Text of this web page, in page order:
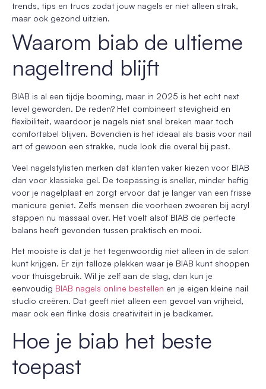
trends, tips en trucs zodat jouw nagels er niet alleen strak,
maar ook gezond uitzien.
Waarom biab de ultieme
nageltrend blijft
BIAB is al een tijdje booming, maar in 2025 is het echt next
level geworden. De reden? Het combineert stevigheid en
flexibiliteit, waardoor je nagels niet snel breken maar toch
comfortabel blijven. Bovendien is het ideaal als basis voor nail
art of gewoon een strakke, nude look die overal bij past.
Veel nagelstylisten merken dat klanten vaker kiezen voor BIAB
dan voor klassieke gel. De toepassing is sneller, minder heftig
voor je nagelplaat en zorgt ervoor dat je langer van een frisse
manicure geniet. Zelfs mensen die voorheen zwoeren bij acryl
stappen nu massaal over. Het voelt alsof BIAB de perfecte
balans heeft gevonden tussen praktisch en mooi.
Het mooiste is dat je het tegenwoordig niet alleen in de salon
kunt krijgen. Er zijn talloze plekken waar je BIAB kunt shoppen
voor thuisgebruik. Wil je zelf aan de slag, dan kun je
eenvoudig BIAB nagels online bestellen en je eigen kleine nail
studio creëren. Dat geeft niet alleen een gevoel van vrijheid,
maar ook een flinke dosis creativiteit in je badkamer.
Hoe je biab het beste
toepast